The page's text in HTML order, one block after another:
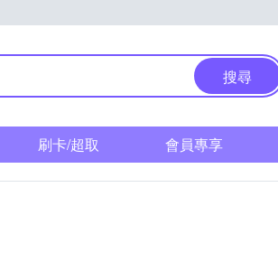
搜尋
刷卡/超取 會員專享